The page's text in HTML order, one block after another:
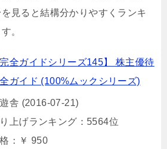
見ると結構分かりやすくランキ
。
完全ガイドシリーズ145】 株主優待
ガイド (100%ムックシリーズ)
舎 (2016-07-21)
上げランキング：5564位
：￥ 950